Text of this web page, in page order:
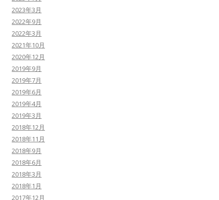
2023年3月
2022年9月
2022年3月
2021年10月
2020年12月
2019年9月
2019年7月
2019年6月
2019年4月
2019年3月
2018年12月
2018年11月
2018年9月
2018年6月
2018年3月
2018年1月
2017年12月